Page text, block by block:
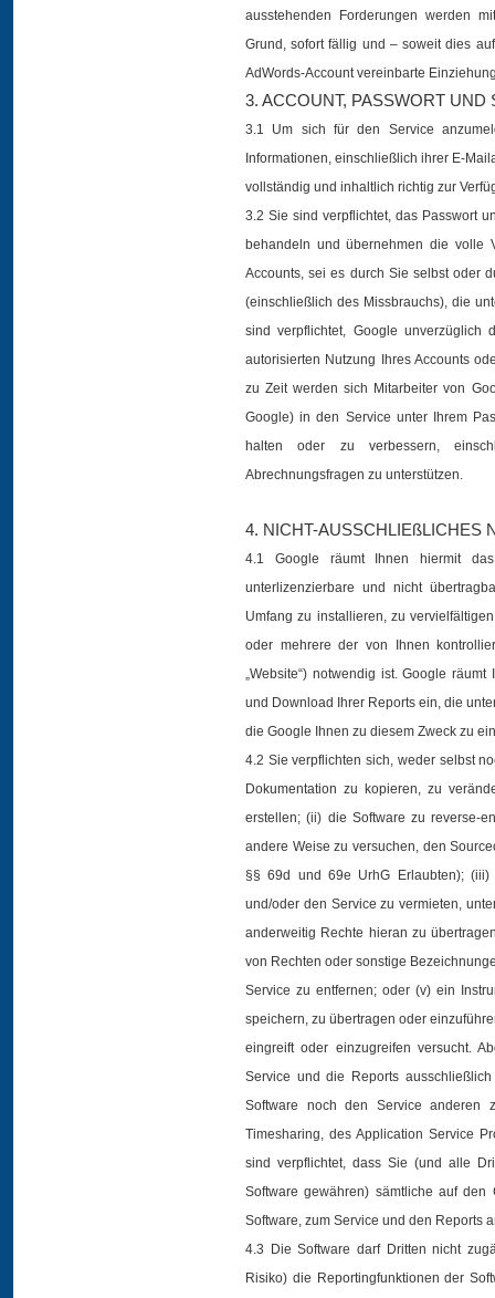
ausstehenden Forderungen werden
Grund, sofort fällig und – soweit dies
AdWords-Account vereinbarte
3. ACCOUNT, PASSWORT UND
3.1 Um sich für den Service
Informationen, einschließlich ihrer E-
vollständig und inhaltlich richtig zur
3.2 Sie sind verpflichtet, das Passwort
behandeln und übernehmen die volle
Accounts, sei es durch Sie selbst oder
(einschließlich des Missbrauchs), die
sind verpflichtet, Google
autorisierten Nutzung Ihres Accounts
zu Zeit werden sich Mitarbeiter von
Google) in den Service unter Ihrem
halten oder zu verbessern,
Abrechnungsfragen zu unterstützen.
4. NICHT-AUSSCHLIEßLICHES
4.1 Google räumt Ihnen hiermit das
unterlizenzierbare und nicht
Umfang zu installieren, zu
oder mehrere der von Ihnen
„Website“) notwendig ist. Google
und Download Ihrer Reports ein, die
die Google Ihnen zu diesem Zweck zu
4.2 Sie verpflichten sich, weder selbst
Dokumentation zu kopieren, zu
erstellen; (ii) die Software zu reverse-
andere Weise zu versuchen, den
§§ 69d und 69e UrhG Erlaubten); (iii)
und/oder den Service zu vermieten,
anderweitig Rechte hieran zu
von Rechten oder sonstige
Service zu entfernen; oder (v) ein
speichern, zu übertragen oder
eingreift oder einzugreifen versucht.
Service und die Reports
Software noch den Service anderen
Timesharing, des Application Service
sind verpflichtet, dass Sie (und alle
Software gewähren) sämtliche auf
Software, zum Service und den Reports
4.3 Die Software darf Dritten nicht
Risiko) die Reportingfunktionen der